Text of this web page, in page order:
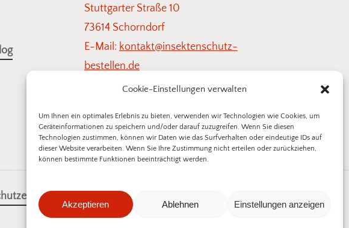
Cookie-Einstellungen verwalten
Um Ihnen ein optimales Erlebnis zu bieten, verwenden wir Technologien wie Cookies, um
Geräteinformationen zu speichern und/oder darauf zuzugreifen. Wenn Sie diesen
Technologien zustimmen, können wir Daten wie das Surfverhalten oder eindeutige IDs auf
dieser Website verarbeiten. Wenn Sie Ihre Zustimmung nicht erteilen oder zurückziehen,
können bestimmte Funktionen beeinträchtigt werden.
Akzeptieren Ablehnen Einstellungen anzeigen
Warenkorb Anzeigen
Stuttgarter Straße 10
73614 Schorndorf
E-Mail: kontakt@insektenschutz-
bestellen.de
Impressum